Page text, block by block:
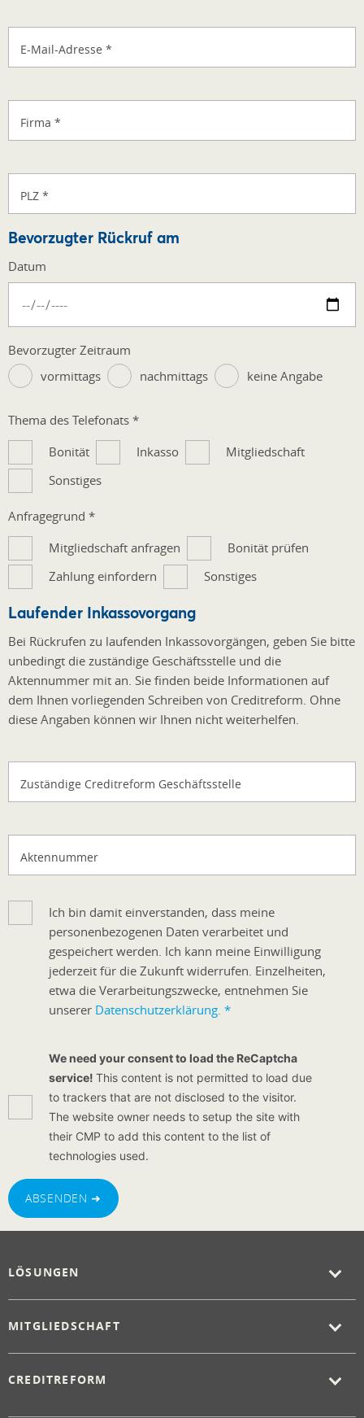
E-Mail-Adresse *
Firma *
PLZ *
Bevorzugter Rückruf am
Datum
Bevorzugter Zeitraum
vormittags
nachmittags keine Angabe
Thema des Telefonats *
Bonität
Inkasso
Mitgliedschaft
Sonstiges
Anfragegrund *
Mitgliedschaft anfragen
Bonität prüfen
Zahlung einfordern
Sonstiges
Laufender Inkassovorgang
Bei Rückrufen zu laufenden Inkassovorgängen, geben Sie bitte
unbedingt die zuständige Geschäftsstelle und die
Aktennummer mit an. Sie finden beide Informationen auf
dem Ihnen vorliegenden Schreiben von Creditreform. Ohne
diese Angaben können wir Ihnen nicht weiterhelfen.
Zuständige Creditreform Geschäftsstelle
Aktennummer
Ich bin damit einverstanden, dass meine
personenbezogenen Daten verarbeitet und
gespeichert werden. Ich kann meine Einwilligung
jederzeit für die Zukunft widerrufen. Einzelheiten,
etwa die Verarbeitungszwecke, entnehmen Sie
unserer Datenschutzerklärung. *
We need your consent to load the ReCaptcha
service! This content is not permitted to load due
to trackers that are not disclosed to the visitor.
The website owner needs to setup the site with
their CMP to add this content to the list of
technologies used.
ABSENDEN ➜
LÖSUNGEN
MITGLIEDSCHAFT
CREDITREFORM